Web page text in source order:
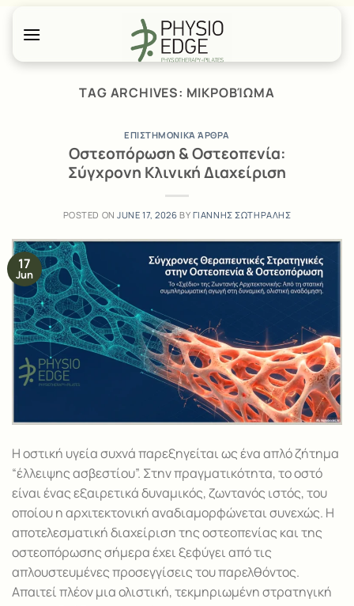
content
TAG ARCHIVES: ΜΙΚΡΟΒΊΩΜΑ
ΕΠΙΣΤΗΜΟΝΙΚΆ ΆΡΘΡΑ
Οστεοπόρωση & Οστεοπενία:
Σύγχρονη Κλινική Διαχείριση
POSTED ONJUNE 17, 2026 BY ΓΙΑΝΝΗΣ ΣΩΤΗΡΑΛΗΣ
17
Jun
Η οστική υγεία συχνά παρεξηγείται ως ένα απλό ζήτημα
“έλλειψης ασβεστίου”. Στην πραγματικότητα, το οστό
είναι ένας εξαιρετικά δυναμικός, ζωντανός ιστός, του
οποίου η αρχιτεκτονική αναδιαμορφώνεται συνεχώς. Η
αποτελεσματική διαχείριση της οστεοπενίας και της
οστεοπόρωσης σήμερα έχει ξεφύγει από τις
απλουστευμένες προσεγγίσεις του παρελθόντος.
Απαιτεί πλέον μια ολιστική, τεκμηριωμένη στρατηγική